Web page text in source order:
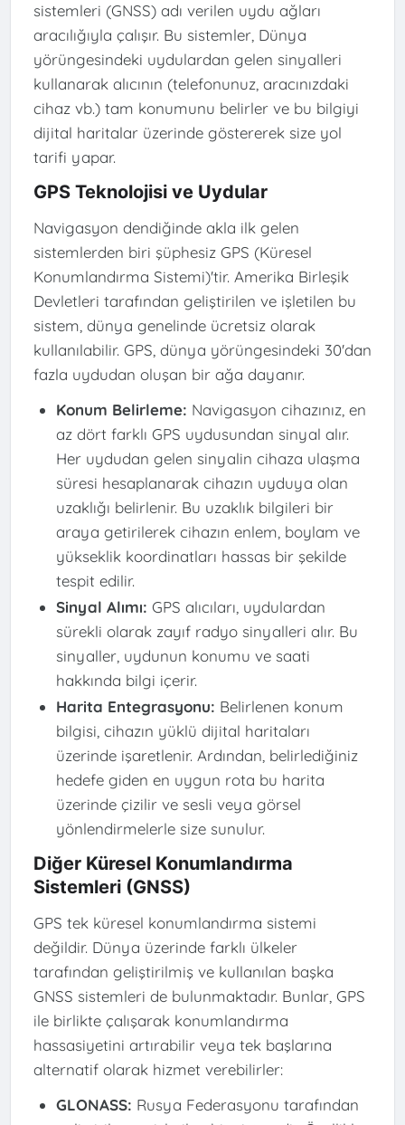
sistemleri (GNSS) adı verilen uydu ağları
aracılığıyla çalışır. Bu sistemler, Dünya
yörüngesindeki uydulardan gelen sinyalleri
kullanarak alıcının (telefonunuz, aracınızdaki
cihaz vb.) tam konumunu belirler ve bu bilgiyi
dijital haritalar üzerinde göstererek size yol
tarifi yapar.
GPS Teknolojisi ve Uydular
Navigasyon dendiğinde akla ilk gelen
sistemlerden biri şüphesiz GPS (Küresel
Konumlandırma Sistemi)'tir. Amerika Birleşik
Devletleri tarafından geliştirilen ve işletilen bu
sistem, dünya genelinde ücretsiz olarak
kullanılabilir. GPS, dünya yörüngesindeki 30'dan
fazla uydudan oluşan bir ağa dayanır.
Konum Belirleme: Navigasyon cihazınız, en
az dört farklı GPS uydusundan sinyal alır.
Her uydudan gelen sinyalin cihaza ulaşma
süresi hesaplanarak cihazın uyduya olan
uzaklığı belirlenir. Bu uzaklık bilgileri bir
araya getirilerek cihazın enlem, boylam ve
yükseklik koordinatları hassas bir şekilde
tespit edilir.
Sinyal Alımı: GPS alıcıları, uydulardan
sürekli olarak zayıf radyo sinyalleri alır. Bu
sinyaller, uydunun konumu ve saati
hakkında bilgi içerir.
Harita Entegrasyonu: Belirlenen konum
bilgisi, cihazın yüklü dijital haritaları
üzerinde işaretlenir. Ardından, belirlediğiniz
hedefe giden en uygun rota bu harita
üzerinde çizilir ve sesli veya görsel
yönlendirmelerle size sunulur.
Diğer Küresel Konumlandırma
Sistemleri (GNSS)
GPS tek küresel konumlandırma sistemi
değildir. Dünya üzerinde farklı ülkeler
tarafından geliştirilmiş ve kullanılan başka
GNSS sistemleri de bulunmaktadır. Bunlar, GPS
ile birlikte çalışarak konumlandırma
hassasiyetini artırabilir veya tek başlarına
alternatif olarak hizmet verebilirler:
GLONASS: Rusya Federasyonu tarafından